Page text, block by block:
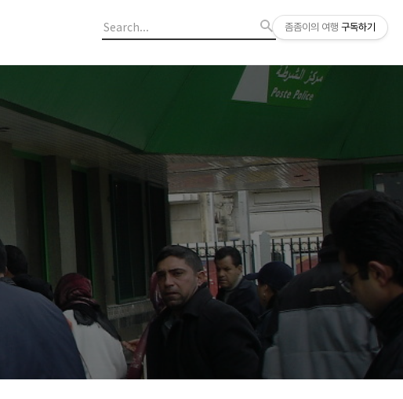
좀좀이의 여행 구독하기